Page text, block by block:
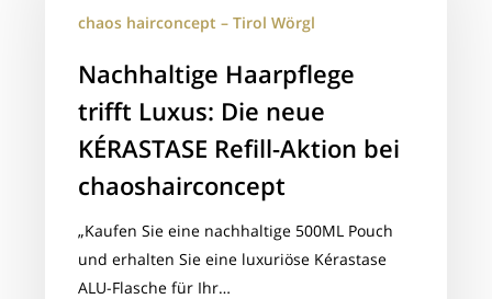
Luxus:
neue
KÉRASTASE
Refill-
Aktion
chaos hairconcept – Tirol Wörgl
Nachhaltige Haarpflege
trifft Luxus: Die neue
KÉRASTASE Refill-Aktion bei
chaoshairconcept
„Kaufen Sie eine nachhaltige 500ML Pouch
und erhalten Sie eine luxuriöse Kérastase
ALU-Flasche für Ihr…